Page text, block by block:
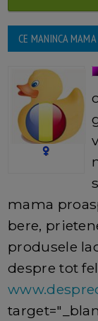
CE MANINCA
mama
bere,
produsele
despre tot